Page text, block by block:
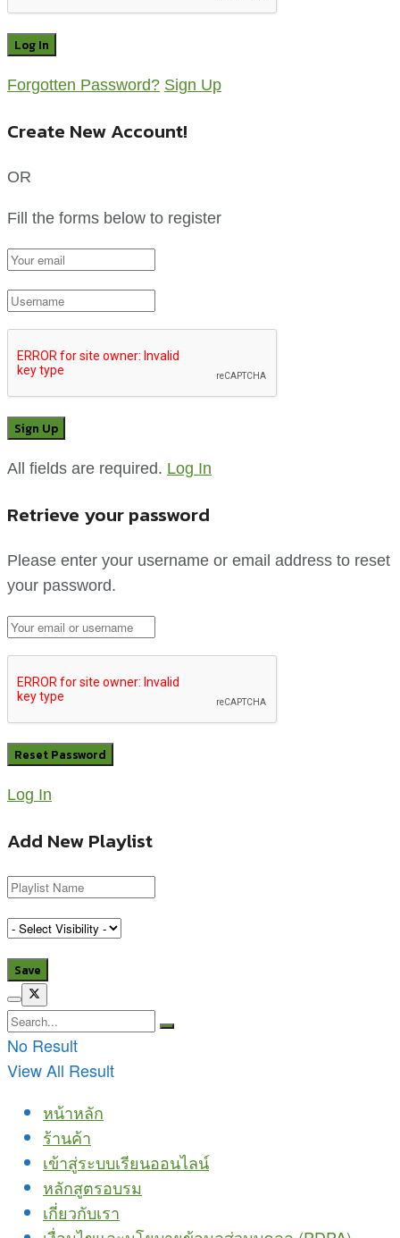
Forgotten Password? Sign Up
Create New Account!
OR
Fill the forms below to register
All fields are required. Log In
Retrieve your password
Please enter your username or email address to reset
your password.
Log In
Add New Playlist
No Result
View All Result
หน้าหลัก
ร้านค้า
เข้าสู่ระบบเรียนออนไลน์
หลักสูตรอบรม
เกี่ยวกับเรา